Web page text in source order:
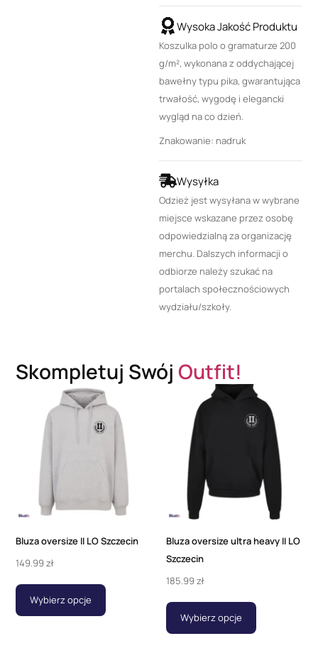
Wysoka Jakość Produktu
Koszulka polo o gramaturze 200
g/m², wykonana z oddychającej
bawełny typu pika, gwarantująca
trwałość, wygodę i elegancki
wygląd na co dzień.
Znakowanie: nadruk
Wysyłka
Odzież jest wysyłana w wybrane
miejsce wskazane przez osobę
odpowiedzialną za organizację
merchu. Dalszych informacji o
odbiorze należy szukać na
portalach społecznościowych
wydziału/szkoły.
Skompletuj SwójOutfit!
Bluza oversize II LO Szczecin
149.99zł
Wybierz opcje
Bluza oversize ultra heavy II LO
Szczecin
185.99 zł
Wybierz opcje